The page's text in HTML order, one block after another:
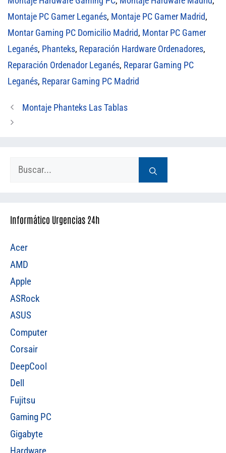
Montaje PC Gamer Leganés, Montaje PC Gamer Madrid,
Montar Gaming PC Domicilio Madrid, Montar PC Gamer
Leganés, Phanteks, Reparación Hardware Ordenadores,
Reparación Ordenador Leganés, Reparar Gaming PC
Leganés, Reparar Gaming PC Madrid
Montaje Phanteks Las Tablas
Informático Urgencias 24h
Acer
AMD
Apple
ASRock
ASUS
Computer
Corsair
DeepCool
Dell
Fujitsu
Gaming PC
Gigabyte